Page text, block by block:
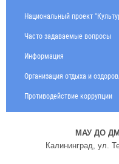
Национальный проект
Часто задаваемые вопросы
Информация
Организация отдыха и
Противодействие коррупции
МАУ ДО
Калининград, ул.